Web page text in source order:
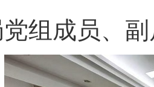
组成员、